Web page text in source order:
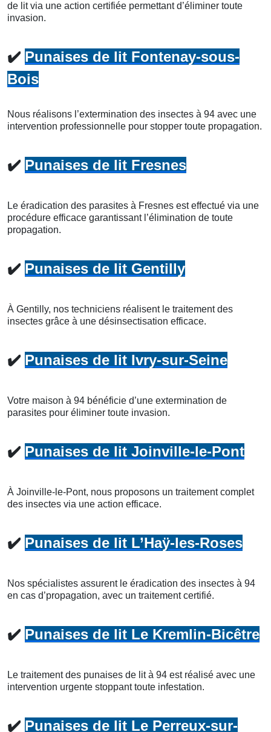
de lit via une action certifiée permettant d’éliminer toute
invasion.
✔️ Punaises de lit Fontenay-sous-
Bois
Nous réalisons l’extermination des insectes à 94 avec une
intervention professionnelle pour stopper toute propagation.
✔️ Punaises de lit Fresnes
Le éradication des parasites à Fresnes est effectué via une
procédure efficace garantissant l’élimination de toute
propagation.
✔️ Punaises de lit Gentilly
À Gentilly, nos techniciens réalisent le traitement des
insectes grâce à une désinsectisation efficace.
✔️ Punaises de lit Ivry-sur-Seine
Votre maison à 94 bénéficie d’une extermination de
parasites pour éliminer toute invasion.
✔️ Punaises de lit Joinville-le-Pont
À Joinville-le-Pont, nous proposons un traitement complet
des insectes via une action efficace.
✔️ Punaises de lit L’Haÿ-les-Roses
Nos spécialistes assurent le éradication des insectes à 94
en cas d’propagation, avec un traitement certifié.
✔️ Punaises de lit Le Kremlin-Bicêtre
Le traitement des punaises de lit à 94 est réalisé avec une
intervention urgente stoppant toute infestation.
✔️ Punaises de lit Le Perreux-sur-